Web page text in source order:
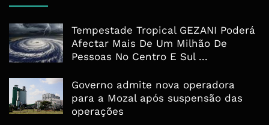
Tempestade Tropical GEZANI Poderá
Afectar Mais De Um Milhão De
Pessoas No Centro E Sul ...
Governo admite nova operadora
para a Mozal após suspensão das
operações